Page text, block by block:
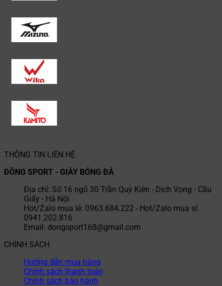
THÔNG TIN LIÊN HỆ
ĐỒNG SPORT - GIÀY BÓNG ĐÁ
Địa chỉ: Số 16 ngõ 30 Trần Quý Kiên - Dịch Vọng - Cầu
Giấy - Hà Nội
Hot/Zalo mua lẻ: 0963.684.222 - Hot/Zalo mua sỉ:
0941.202.816
Email: dongsport168@gmail.com
CHÍNH SÁCH
Hướng dẫn mua hàng
Chính sách thanh toán
Chính sách bảo hành